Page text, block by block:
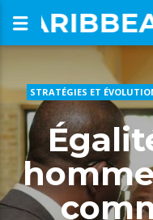
STRATÉGIES ET